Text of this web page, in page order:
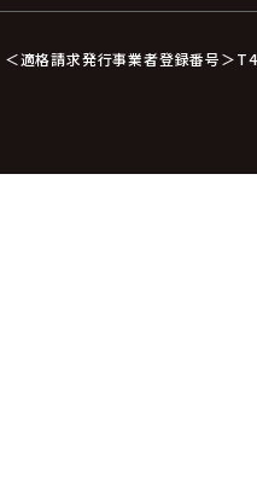
＜適格請求発行事業者登録番号＞